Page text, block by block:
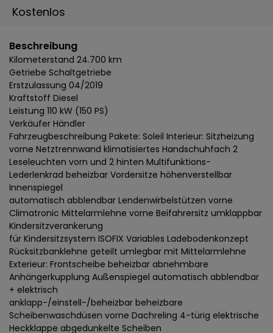
Kostenlos
Beschreibung
Kilometerstand 24.700 km
Getriebe Schaltgetriebe
Erstzulassung 04/2019
Kraftstoff Diesel
Leistung 110 kW (150 PS)
Verkäufer Händler
Fahrzeugbeschreibung Pakete: Soleil Interieur: Sitzheizung
vorne Netztrennwand klimatisiertes Handschuhfach 2
Leseleuchten vorn und 2 hinten Multifunktions-
Lederlenkrad beheizbar Vordersitze höhenverstellbar
Innenspiegel
automatisch abblendbar Lendenwirbelstützen vorne
Climatronic Mittelarmlehne vorne Beifahrersitz umklappbar
Kindersitzverankerung
für Kindersitzsystem ISOFIX Variables Ladebodenkonzept
Rücksitzbanklehne geteilt umlegbar mit Mittelarmlehne
Exterieur: Frontscheibe beheizbar abnehmbare
Anhängerkupplung Außenspiegel automatisch abblendbar
+ elektrisch
anklapp-/einstell-/beheizbar beheizbare
Scheibenwaschdüsen vorne Dachreling 4-türig elektrische
Heckklappe abgedunkelte Scheiben